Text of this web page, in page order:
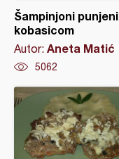
Šampinjoni punjeni
kobasicom
Autor: Aneta Matić
5062